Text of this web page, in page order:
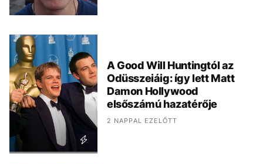
A Good Will Huntingtól az
Odüsszeiáig: így lett Matt
Damon Hollywood
elsőszámú hazatérője
2 NAPPAL EZELŐTT